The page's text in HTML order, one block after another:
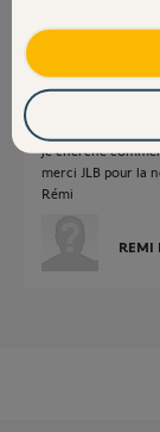
je cherche
merci JLB pour la
Rémi
REMI